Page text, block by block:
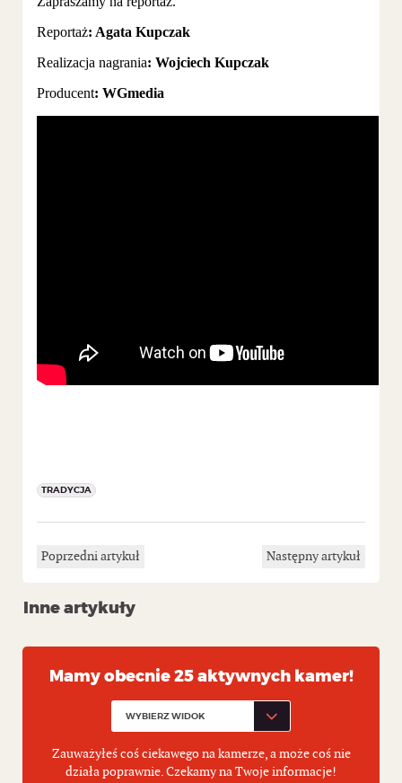
Reportaż: Agata Kupczak
Realizacja nagrania: Wojciech Kupczak
Producent: WGmedia
TRADYCJA
Poprzedni artykuł Następny artykuł
Inne artykuły
Mamy obecnie 25 aktywnych kamer!
Zauważyłeś coś ciekawego na kamerze, a może coś nie
działa poprawnie. Czekamy na Twoje informacje!